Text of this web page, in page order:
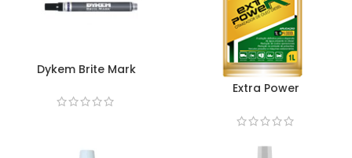
Dykem Brite Mark
Extra Power